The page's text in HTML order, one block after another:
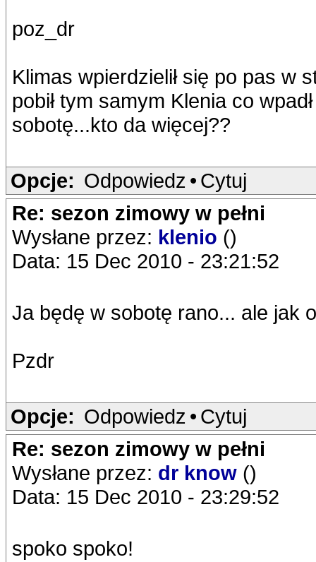
poz_dr
Klimas wpierdzielił się po pas w
pobił tym samym Klenia co
sobotę...kto da więcej??
Opcje: Odpowiedz • Cytuj
Re: sezon zimowy w pełni
Wysłane przez: klenio ()
Data: 15 Dec 2010 - 23:21:52
Ja będę w sobotę rano... ale jak
Pzdr
Opcje: Odpowiedz • Cytuj
Re: sezon zimowy w pełni
Wysłane przez: dr know ()
Data: 15 Dec 2010 - 23:29:52
spoko spoko!